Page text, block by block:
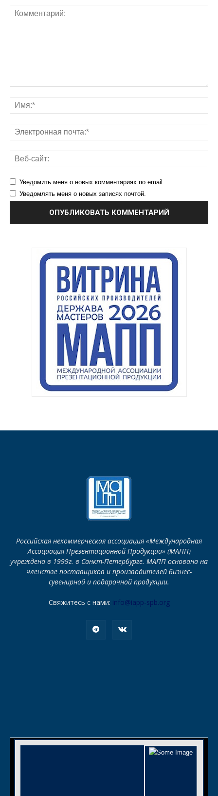
Уведомить меня о новых комментариях по email.
Уведомлять меня о новых записях почтой.
Российская некоммерческая ассоциация «Международная
Ассоциация Презентационной Продукции» (МАПП)
учреждена в 1999г. в Санкт-Петербурге. МАПП основана на
членстве поставщиков и производителей бизнес-
сувенирной и подарочной продукции.
Свяжитесь с нами: info@iapp-spb.org